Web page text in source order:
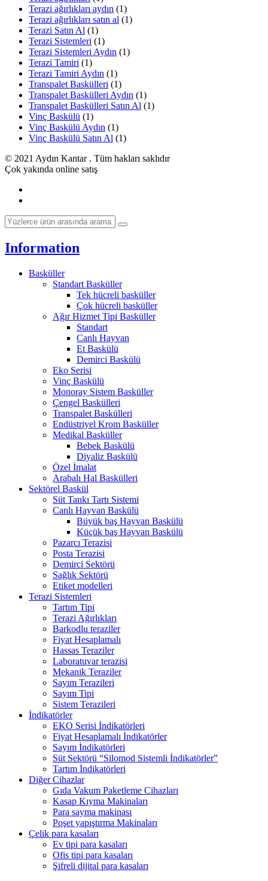
Terazi ağırlıkları aydın (1)
Terazi ağırlıkları satın al (1)
Terazi Satın Al (1)
Terazi Sistemleri (1)
Terazi Sistemleri Aydın (1)
Terazi Tamiri (1)
Terazi Tamiri Aydın (1)
Transpalet Baskülleri (1)
Transpalet Baskülleri Aydın (1)
Transpalet Baskülleri Satın Al (1)
Vinç Baskülü (1)
Vinç Baskülü Aydın (1)
Vinç Baskülü Satın Al (1)
© 2021 Aydın Kantar . Tüm hakları saklıdır
Çok yakında online satış
Information
Basküller
Standart Basküller
Tek hücreli basküller
Çok hücreli basküller
Ağır Hizmet Tipi Basküller
Standart
Canlı Hayvan
Et Baskülü
Demirci Baskülü
Eko Serisi
Vinç Baskülü
Monoray Sistem Basküller
Çengel Baskülleri
Transpalet Baskülleri
Endüstriyel Krom Basküller
Medikal Basküller
Bebek Baskülü
Diyaliz Baskülü
Özel İmalat
Arabalı Hal Baskülleri
Sektörel Baskül
Süt Tankı Tartı Sistemi
Canlı Hayvan Baskülü
Büyük baş Hayvan Baskülü
Küçük baş Hayvan Baskülü
Pazarcı Terazisi
Posta Terazisi
Demirci Sektörü
Sağlık Sektörü
Etiket modelleri
Terazi Sistemleri
Tartım Tipi
Terazi Ağırlıkları
Barkodlu teraziler
Fiyat Hesaplamalı
Hassas Teraziler
Laboratuvar terazisi
Mekanik Teraziler
Sayım Terazileri
Sayım Tipi
Sistem Terazileri
İndikatörler
EKO Serisi İndikatörleri
Fiyat Hesaplamalı İndikatörler
Sayım İndikatörleri
Süt Sektörü “Silomod Sistemli İndikatörler”
Tartım İndikatörleri
Diğer Cihazlar
Gıda Vakum Paketleme Cihazları
Kasap Kıyma Makinaları
Para sayma makinası
Poşet yapıştırma Makinaları
Çelik para kasaları
Ev tipi para kasaları
Ofis tipi para kasaları
Şifreli dijital para kasaları